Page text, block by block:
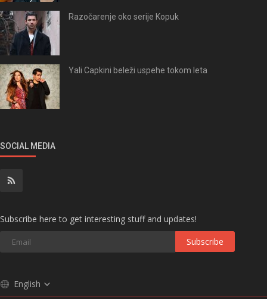
Razočarenje oko serije Kopuk
Yali Capkini beleži uspehe tokom leta
SOCIAL MEDIA
Subscribe here to get interesting stuff and updates!
Subscribe
English